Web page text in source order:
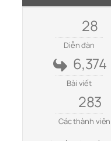
28
Diễn đàn
6,374
Bài viết
283
Các thành viên